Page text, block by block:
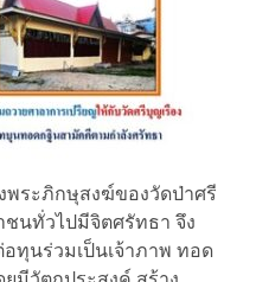
ระภิกษุสงฆ์ของวัดป่าศรี
นทั่วไปมีจิตศรัทธา จึง
ทุนร่วมเป็นเจ้าภาพ ทอด